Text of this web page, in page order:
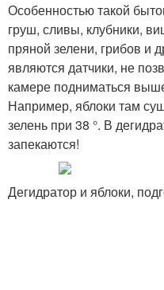
Особенностью такой
груш, сливы, клубники,
пряной зелени, грибов и
являются датчики, не
камере подниматься
Например, яблоки там
зелень при 38 °. В
запекаются!
Дегидратор и яблоки,